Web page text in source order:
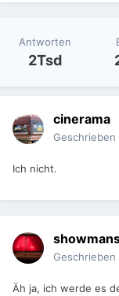
Antworten
2Tsd
cinerama
Geschrieben
Ich nicht.
Geschrieben
Äh ja, ich werde es